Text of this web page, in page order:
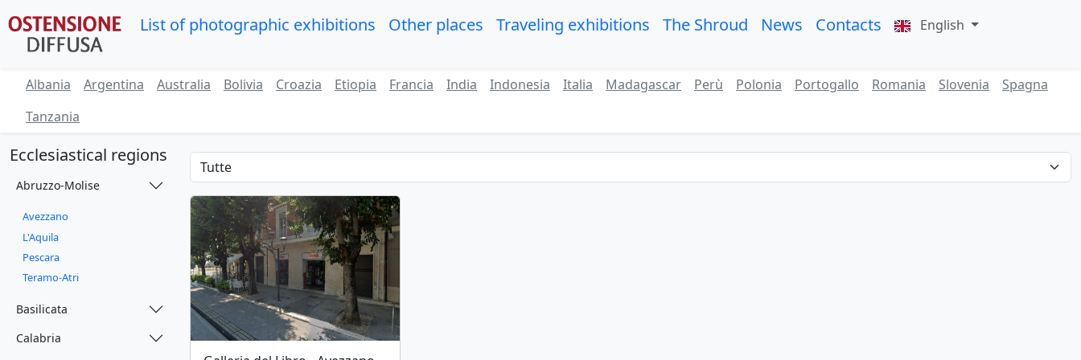
List of photographic exhibitions Other places Traveling exhibitions The Shroud News Contacts English
Albania Argentina Australia Bolivia Croazia Etiopia Francia India Indonesia Italia Madagascar Perù Polonia Portogallo Romania Slovenia
Spagna
Tanzania
Ecclesiastical regions
Abruzzo-Molise
Avezzano
L'Aquila
Pescara
Teramo-Atri
Basilicata
Calabria